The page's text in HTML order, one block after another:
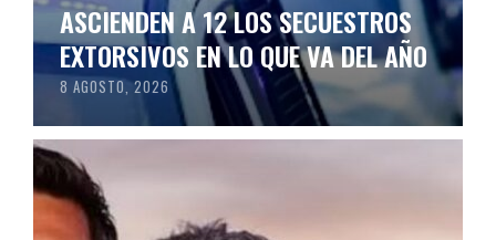
ASCIENDEN A 12 LOS SECUESTROS
EXTORSIVOS EN LO QUE VA DEL AÑO
8 AGOSTO, 2026